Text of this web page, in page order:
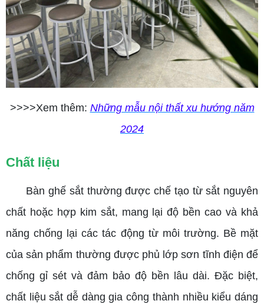
>>>>Xem thêm: Những mẫu nội thất xu hướng năm
2024
Chất liệu
Bàn ghế sắt thường được chế tạo từ sắt nguyên
chất hoặc hợp kim sắt, mang lại độ bền cao và khả
năng chống lại các tác động từ môi trường. Bề mặt
của sản phẩm thường được phủ lớp sơn tĩnh điện để
chống gỉ sét và đảm bảo độ bền lâu dài. Đặc biệt,
chất liệu sắt dễ dàng gia công thành nhiều kiểu dáng